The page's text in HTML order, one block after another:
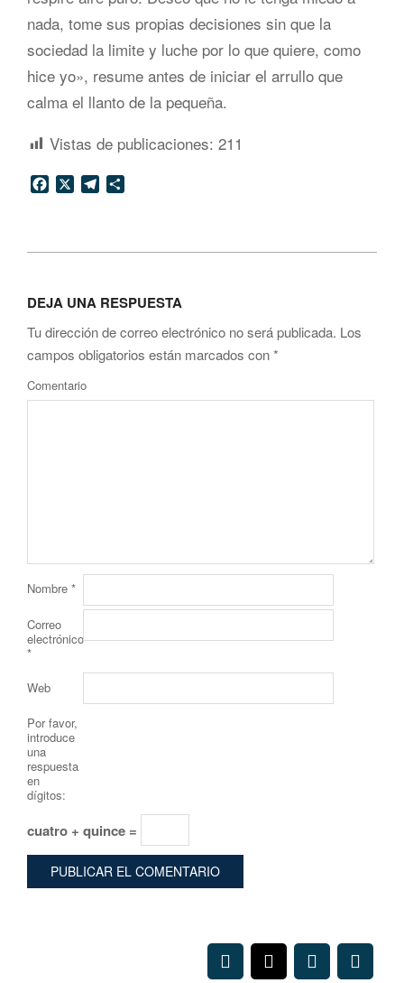
nada, tome sus propias decisiones sin que la
sociedad la limite y luche por lo que quiere, como
hice yo», resume antes de iniciar el arrullo que
calma el llanto de la pequeña.
Vistas de publicaciones: 211
Facebook
X Telegram
08
DEJA UNA RESPUESTA
Tu dirección de correo electrónico no será publicada. Los
campos obligatorios están marcados con*
Comentario
Nombre *
Correo
electrónico
*
Web
Por favor,
introduce
una
respuesta
en
dígitos:
cuatro + quince =